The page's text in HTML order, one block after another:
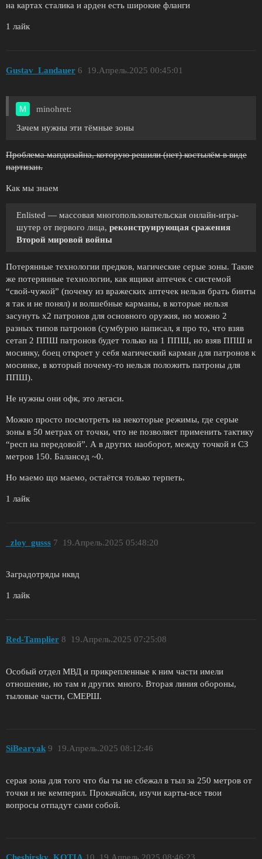
на картах сталика и арден есть широкие фланги
1 лайк
Gustav_Landauer 19.Апрель.2025 00:45:01
6
minohret:
Зачем нужны эти тёмные зоны
Проблема мапдизайна, которую решили (нет) костылём в виде
партизан.
Как мы знаем
Enlisted — массовая многопользовательская онлайн-игра-
шутер от первого лица, реконструирующая сражения
Второй мировой войны
Потерянные технологии предков, магические серые зоны. Такие
же потерянные технологии, как ящики аптечек с системой
“свой-чужой” (почему из вражеских аптечек нельзя брать бинты
я так и не понял) и волшебные карманы, в которые нельзя
засунуть х2 патронов для основного оружия, но можно 2
разных типов патронов (сумбурно написал, я про то, что взяв
сетап 2 ППШ патронов будет только на 1 ППШ, но взяв ППШ и
мосинку, боец откроет у себя магический карман для патронов к
мосинке, в который почему-то нельзя положить патроны для
ППШ).
Не нужны они офк, это легаси.
Можно просто посмотреть на некоторые режимы, где серые
зоны в 50 метрах от точки, что не позволяет применить тактику
“респ на передовой”. А в других наоборот, между точкой и СЗ
метров 150. Балансед ~0.
Но маемо що маемо, остаётся только терпеть.
1 лайк
_zloy_gusss 19.Апрель.2025 05:48:20
7
Заградотряды нквд
1 лайк
Red-Tamplier 19.Апрель.2025 07:25:08
8
Особый отдел МВД и прикрепленные к ним части имели
отношение, но там и других много. Вторая линия обороны,
тыловые части, СМЕРШ.
SiBearyak 19.Апрель.2025 08:12:46
9
серая зона для того что бы ты не сбежал в тыл за 250 метров от
точки и не кемперил. Прокачайся, изучи карты-все твои
вопросы отпадут сами собой.